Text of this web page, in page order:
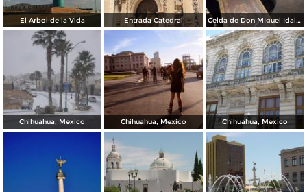
El Arbol de la Vida Entrada Catedral Celda de Don MIguel Idalgo y Costilla
Chihuahua, Mexico Chihuahua, Mexico Chihuahua, Mexico